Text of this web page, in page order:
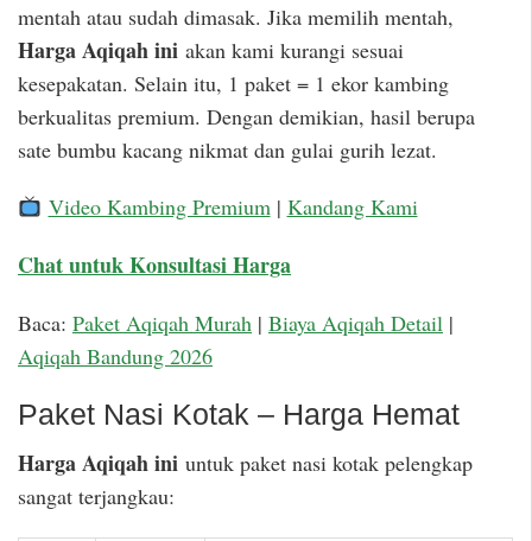
mentah atau sudah dimasak. Jika memilih mentah,
Harga Aqiqah ini akan kami kurangi sesuai
kesepakatan. Selain itu, 1 paket = 1 ekor kambing
berkualitas premium. Dengan demikian, hasil berupa
sate bumbu kacang nikmat dan gulai gurih lezat.
Video Kambing Premium| Kandang Kami
Chat untuk Konsultasi Harga
Baca: Paket Aqiqah Murah | Biaya Aqiqah Detail |
Aqiqah Bandung 2026
Paket Nasi Kotak – Harga Hemat
Harga Aqiqah ini untuk paket nasi kotak pelengkap
sangat terjangkau: